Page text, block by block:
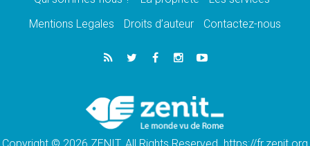
À Sainte-Marie-Majeure, la grâce de Dieu
descend encore sur le monde
06.08.2026
Léon XIV aux jeunes d'Assise: «l'Europe et
06.08.2026
À Assise, le cardinal Pizzaballa affirme que
«les chrétiens veulent la paix»
Mentions Legales
Droits d’auteur Contactez-nous